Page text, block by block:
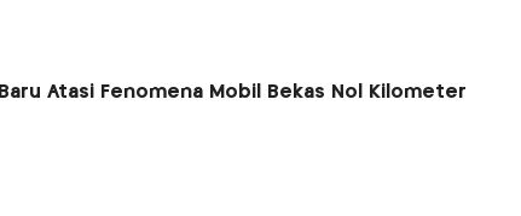
Atasi Fenomena Mobil Bekas Nol Kilometer